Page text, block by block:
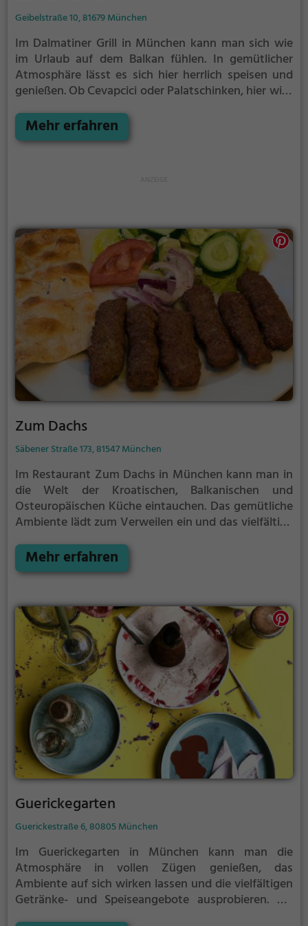
Geibelstraße 10, 81679 München
Im Dalmatiner Grill in München kann man sich wie
im Urlaub auf dem Balkan fühlen. In gemütlicher
Atmosphäre lässt es sich hier herrlich speisen und
genießen. Ob Cevapcici oder Palatschinken, hier wird
Küche verwöhnt. Die Terrasse lädt dazu ein, das
erlebnisreiche Treiben der Stadt bei entspanntem
Mehr erfahren
Zum Dachs
Säbener Straße 173, 81547 München
Im Restaurant Zum Dachs in München kann man in
die Welt der Kroatischen, Balkanischen und
Osteuropäischen Küche eintauchen. Das gemütliche
Ambiente lädt zum Verweilen ein und das vielfältige
Geschmack etwas. Ob traditionelle Spezialitäten
oder moderne Interpretationen, hier findet man
Ein Besuch im Zum Dachs verspricht ein
genussvolles Erlebnis inmitten einer einladenden
Atmosphäre.
Mehr erfahren
Guerickegarten
Guerickestraße 6, 80805 München
Im Guerickegarten in München kann man die
Atmosphäre in vollen Zügen genießen, das
Ambiente auf sich wirken lassen und die vielfältigen
Getränke- und Speiseangebote ausprobieren. Ob